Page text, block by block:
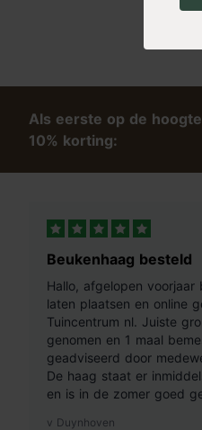
Als eerste op de
10% korting:
Beukenhaag besteld
Hallo, afgelopen voorjaar
laten plaatsen en online
Tuincentrum nl. Juiste
genomen en 1 maal
geadviseerd door
De haag staat er
en is in de zomer goed
v Duynhoven